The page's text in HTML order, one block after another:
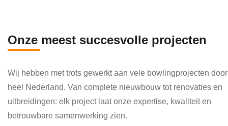
kund
Onze meest succesvolle projecten
Wij hebben met trots gewerkt aan vele bowlingprojecten door
heel Nederland. Van complete nieuwbouw tot renovaties en
uitbreidingen: elk project laat onze expertise, kwaliteit en
betrouwbare samenwerking zien.